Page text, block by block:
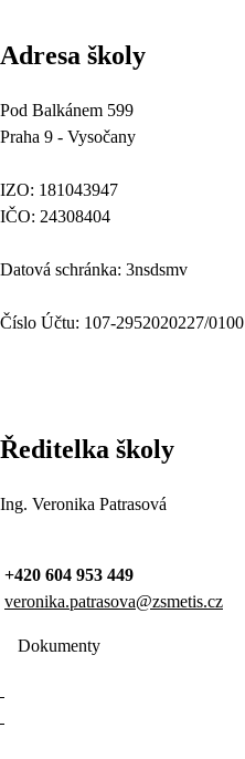
Adresa školy
Pod Balkánem 599
Praha 9 - Vysočany
IZO: 181043947
IČO: 24308404
Datová schránka: 3nsdsmv
Číslo Účtu: 107-2952020227/0100
Ředitelka školy
Ing. Veronika Patrasová
+420 604 953 449
veronika.patrasova@zsmetis.cz
Dokumenty